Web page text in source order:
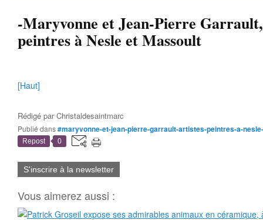
-Maryvonne et Jean-Pierre
peintres à Nesle et Massoult
[Haut]
Rédigé parChristaldesaintmarc
Publié dans#maryvonne-et-jean-pierre-garrault-artistes-peintres-a-
Repost 0
S'inscrire à la newsletter
Vous aimerez aussi :